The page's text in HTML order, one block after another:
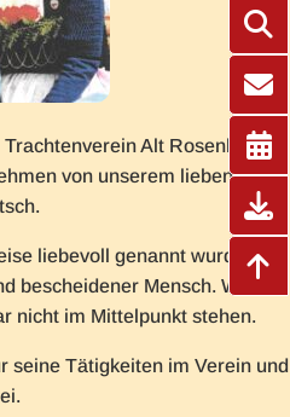
Alt Rosenheim.
von unserem lieben
liebevoll genannt wurde, war
bescheidener Mensch. Wollte
nicht im Mittelpunkt stehen.
seine Tätigkeiten im Verein und